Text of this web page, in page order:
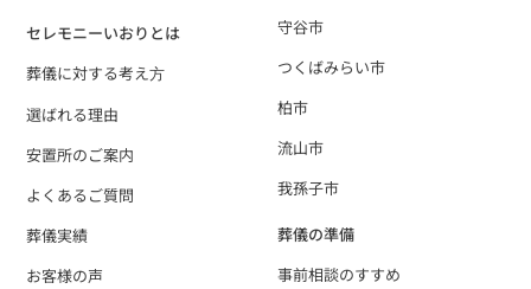
守谷市
つくばみらい市
柏市
流山市
我孫子市
セレモニーいおりとは
葬儀に対する考え⽅
選ばれる理由
安置所のご案内
よくあるご質問
葬儀実績
お客様の声
葬儀の準備
事前相談のすすめ